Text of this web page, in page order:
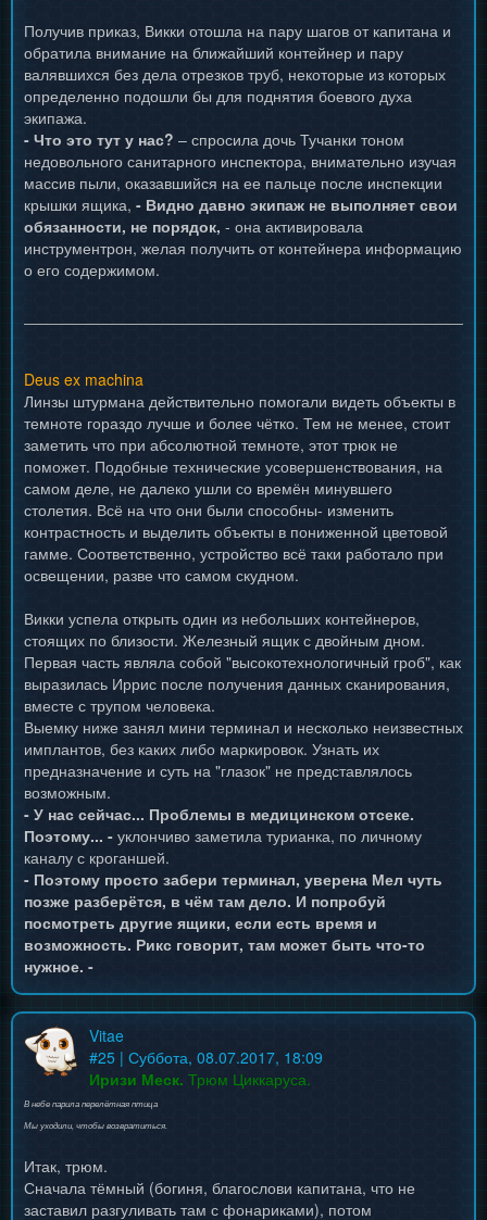
Получив приказ, Викки отошла на пару шагов от капитана и
обратила внимание на ближайший контейнер и пару
валявшихся без дела отрезков труб, некоторые из которых
определенно подошли бы для поднятия боевого духа
экипажа.
- Что это тут у нас? – спросила дочь Тучанки тоном
недовольного санитарного инспектора, внимательно изучая
массив пыли, оказавшийся на ее пальце после инспекции
крышки ящика, - Видно давно экипаж не выполняет свои
обязанности, не порядок, - она активировала
инструментрон, желая получить от контейнера информацию
о его содержимом.
Deus ex machina
Линзы штурмана действительно помогали видеть объекты в
темноте гораздо лучше и более чётко. Тем не менее, стоит
заметить что при абсолютной темноте, этот трюк не
поможет. Подобные технические усовершенствования, на
самом деле, не далеко ушли со времён минувшего
столетия. Всё на что они были способны- изменить
контрастность и выделить объекты в пониженной цветовой
гамме. Соответственно, устройство всё таки работало при
освещении, разве что самом скудном.
Викки успела открыть один из небольших контейнеров,
стоящих по близости. Железный ящик с двойным дном.
Первая часть являла собой "высокотехнологичный гроб", как
выразилась Иррис после получения данных сканирования,
вместе с трупом человека.
Выемку ниже занял мини терминал и несколько неизвестных
имплантов, без каких либо маркировок. Узнать их
предназначение и суть на "глазок" не представлялось
возможным.
- У нас сейчас... Проблемы в медицинском отсеке.
Поэтому... - уклончиво заметила турианка, по личному
каналу с кроганшей.
- Поэтому просто забери терминал, уверена Мел чуть
позже разберётся, в чём там дело. И попробуй
посмотреть другие ящики, если есть время и
возможность. Рикс говорит, там может быть что-то
нужное. -
Vitae
#25 | Суббота, 08.07.2017, 18:09
Иризи Меск. Трюм Циккаруса.
В небе парила перелётная птица
Мы уходили, чтобы возвратиться.
Итак, трюм.
Сначала тёмный (богиня, благослови капитана, что не
заставил разгуливать там с фонариками), потом